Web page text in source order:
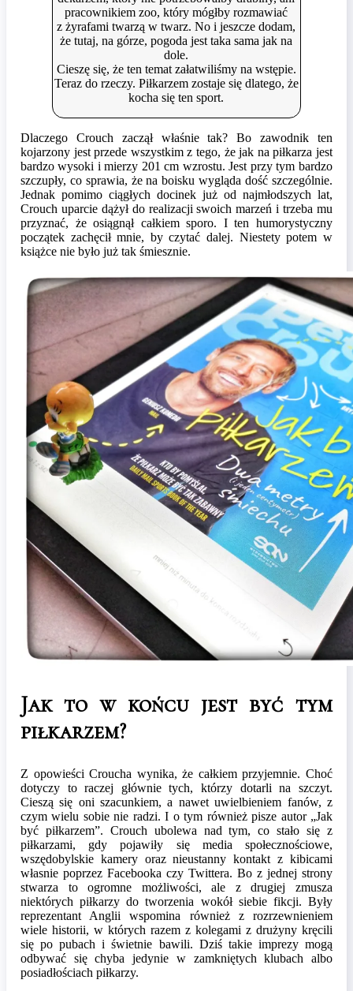
pracownikiem zoo, który mógłby rozmawiać
z żyrafami twarzą w twarz. No i jeszcze dodam,
że tutaj, na górze, pogoda jest taka sama jak na
dole.
Cieszę się, że ten temat załatwiliśmy na wstępie.
Teraz do rzeczy. Piłkarzem zostaje się dlatego, że
kocha się ten sport.
Dlaczego Crouch zaczął właśnie tak? Bo zawodnik ten
kojarzony jest przede wszystkim z tego, że jak na piłkarza jest
bardzo wysoki i mierzy 201 cm wzrostu. Jest przy tym bardzo
szczupły, co sprawia, że na boisku wygląda dość szczególnie.
Jednak pomimo ciągłych docinek już od najmłodszych lat,
Crouch uparcie dążył do realizacji swoich marzeń i trzeba mu
przyznać, że osiągnął całkiem sporo. I ten humorystyczny
początek zachęcił mnie, by czytać dalej. Niestety potem w
książce nie było już tak śmiesznie.
Jak to w końcu jest być tym
piłkarzem?
Z opowieści Croucha wynika, że całkiem przyjemnie. Choć
dotyczy to raczej głównie tych, którzy dotarli na szczyt.
Cieszą się oni szacunkiem, a nawet uwielbieniem fanów, z
czym wielu sobie nie radzi. I o tym również pisze autor „Jak
być piłkarzem”. Crouch ubolewa nad tym, co stało się z
piłkarzami, gdy pojawiły się media społecznościowe,
wszędobylskie kamery oraz nieustanny kontakt z kibicami
własnie poprzez Facebooka czy Twittera. Bo z jednej strony
stwarza to ogromne możliwości, ale z drugiej zmusza
niektórych piłkarzy do tworzenia wokół siebie fikcji. Były
reprezentant Anglii wspomina również z rozrzewnieniem
wiele historii, w których razem z kolegami z drużyny kręcili
się po pubach i świetnie bawili. Dziś takie imprezy mogą
odbywać się chyba jedynie w zamkniętych klubach albo
posiadłościach piłkarzy.